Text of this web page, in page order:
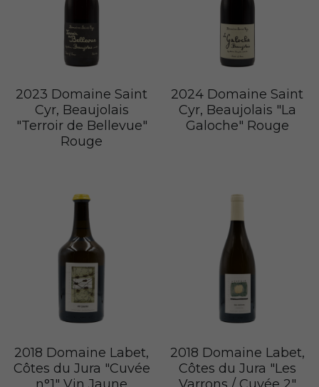
2023 Domaine Saint
Cyr, Beaujolais
"Terroir de Bellevue"
Rouge
2024 Domaine Saint
Cyr, Beaujolais "La
Galoche" Rouge
2018 Domaine Labet,
Côtes du Jura "Cuvée
2018 Domaine Labet,
Côtes du Jura "Les